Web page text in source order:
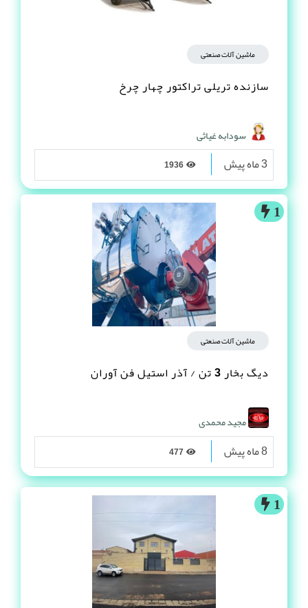
ماشین آلات صنعتی
سازنده تریلی تراکتور چهار چرخ
سودابه غیاثی
3 ماه پیش
1
ماشین آلات صنعتی
دیگ بخار 3 تن / آذر استیل فن آوران
مجید محمدی
8 ماه پیش
1